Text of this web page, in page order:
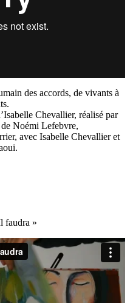
des accords, de vivants à
Chevallier, réalisé par
Noémi Lefebvre,
avec Isabelle Chevallier et
faudra »